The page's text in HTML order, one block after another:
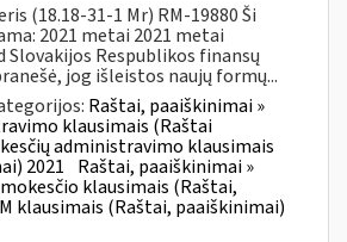
(18.18-31-1 Mr) RM-19880 Ši
2021 metai 2021 metai
Respublikos finansų
jog išleistos naujų formų...
Raštai, paaiškinimai »
klausimais (Raštai
administravimo klausimais
2021 Raštai, paaiškinimai »
klausimais (Raštai,
klausimais (Raštai, paaiškinimai)